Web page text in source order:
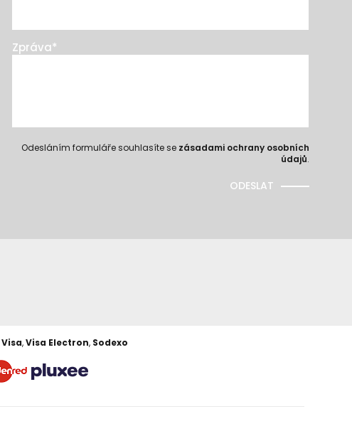
Zpráva*
Odesláním formuláře souhlasíte se zásadami ochrany osobních
údajů.
ODESLAT
Visa,Visa Electron, Sodexo